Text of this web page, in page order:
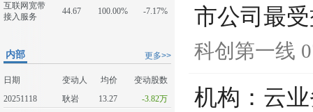
互联网宽带
接入服务
44.67 100.00% -7.17%
更多>>
内部
日期 变动人 均价
变动股数
20251118
耿岩 13.27
-3.82万
市公司最
科创第一线
机构：云